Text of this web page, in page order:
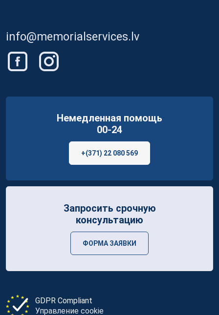
info@memorialservices.lv
GDPR Compliant
Управление cookie
Немедленная помощь
00-24
+(371) 22 080 569
Запросить срочную
консультацию
ФОРМА ЗАЯВКИ